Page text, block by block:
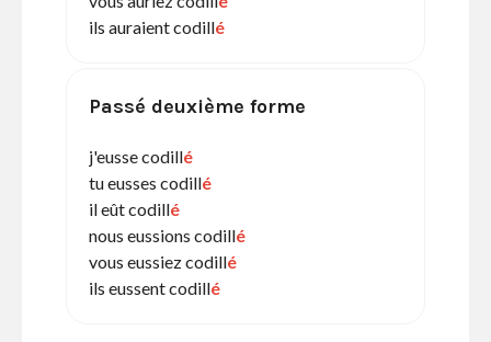
ils auraient codillé
Passé deuxième forme
j'eusse codillé
tu eusses codillé
il eût codillé
nous eussions codillé
vous eussiez codillé
ils eussent codillé